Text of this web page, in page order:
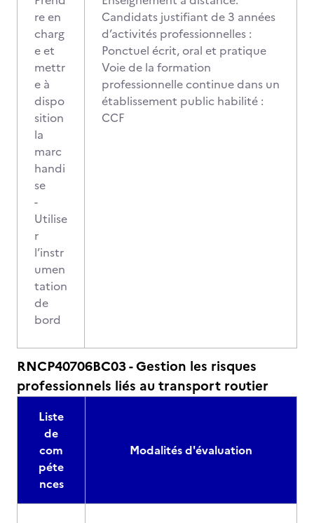
re en
charg
e et
mettr
e à
dispo
sition
la
marc
handi
se
-
Utilise
r
l’instr
umen
tation
de
bord
Candidats justifiant de 3 années
d’activités professionnelles :
Ponctuel écrit, oral et pratique
Voie de la formation
professionnelle continue dans un
établissement public habilité :
CCF
RNCP40706BC03 - Gestion les risques
professionnels liés au transport routier
Liste
de
com
péte
nces
Modalités d'évaluation